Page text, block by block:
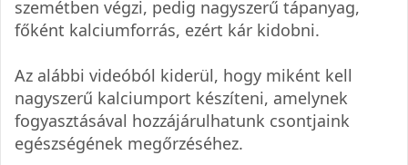
szemétben végzi, pedig nagyszerű tápanyag,
főként kalciumforrás, ezért kár kidobni.
Az alábbi videóból kiderül, hogy miként kell
nagyszerű kalciumport készíteni, amelynek
fogyasztásával hozzájárulhatunk csontjaink
egészségének megőrzéséhez.